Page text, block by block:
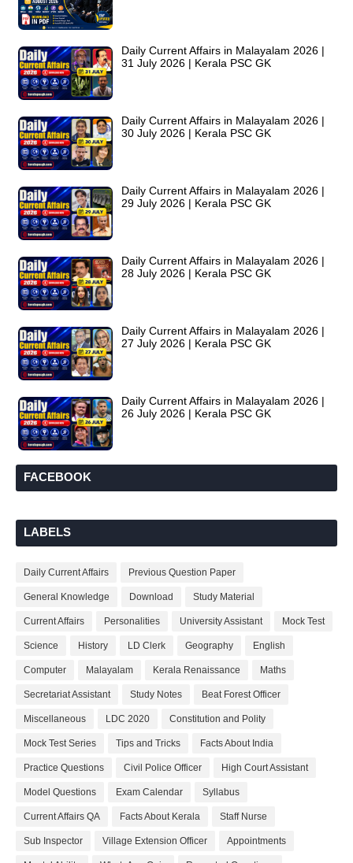
Daily Current Affairs in Malayalam 2026 |
31 July 2026 | Kerala PSC GK
Daily Current Affairs in Malayalam 2026 |
30 July 2026 | Kerala PSC GK
Daily Current Affairs in Malayalam 2026 |
29 July 2026 | Kerala PSC GK
Daily Current Affairs in Malayalam 2026 |
28 July 2026 | Kerala PSC GK
Daily Current Affairs in Malayalam 2026 |
27 July 2026 | Kerala PSC GK
Daily Current Affairs in Malayalam 2026 |
26 July 2026 | Kerala PSC GK
FACEBOOK
LABELS
Daily Current Affairs Previous Question Paper
General Knowledge Download Study Material
Current Affairs Personalities University Assistant Mock Test
Science History LD Clerk Geography English
Computer Malayalam Kerala Renaissance Maths
Secretariat Assistant Study Notes Beat Forest Officer
Miscellaneous LDC 2020 Constitution and Polity
Mock Test Series Tips and Tricks Facts About India
Practice Questions Civil Police Officer High Court Assistant
Model Questions Exam Calendar Syllabus
Current Affairs QA Facts About Kerala Staff Nurse
Sub Inspector Village Extension Officer Appointments